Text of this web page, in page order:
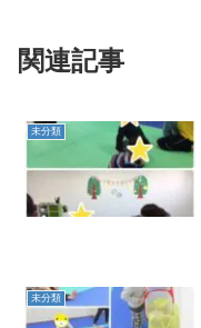
関連記事
未分類
未分類